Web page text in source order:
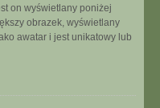
on wyświetlany poniżej
obrazek, wyświetlany
awatar i jest unikatowy lub